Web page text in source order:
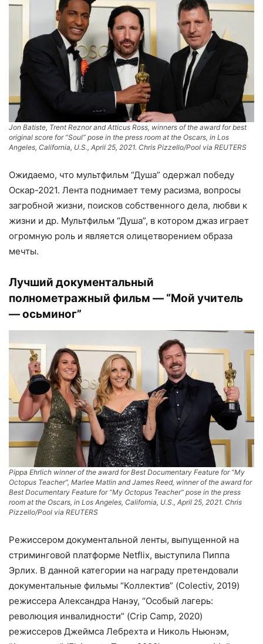
Jon Batiste, Trent Reznor and Atticus Ross, winners of the award for best
original score for “Soul” pose in the press room at the Oscars, in Los
Angeles, California, U.S., April 25, 2021. Chris Pizzello/Pool via REUTERS
Ожидаемо, что мультфильм “Душа” одержал победу
Оскар-2021. Лента поднимает тему расизма, вопросы
загробной жизни, поисков собственного дела, любви к
жизни и др. Мультфильм “Душа”, в котором джаз играет
огромную роль и является олицетворением образа
мечты.
Лучший документальный
полнометражный фильм — “Мой учитель
— осьминог”
Pippa Ehrlich winner of the award for Best Documentary Feature for “My
Octopus Teacher”, Marlee Matlin and James Reed, winner of the award for
Best Documentary Feature for “My Octopus Teacher” pose in the press
room at the Oscars, in Los Angeles, California, U.S., April 25, 2021. Chris
Pizzello/Pool via REUTERS
Режиссером документальной ленты, выпущенной на
стриминговой платформе Netflix, выступила Пиппа
Эрлих. В данной категории на награду претендовали
документальные фильмы “Коллектив” (Colectiv, 2019)
режиссера Александра Нанэу, “Особый лагерь:
революция инвалидности” (Crip Camp, 2020)
режиссеров Джеймса Лебрехта и Николь Ньюнэм,